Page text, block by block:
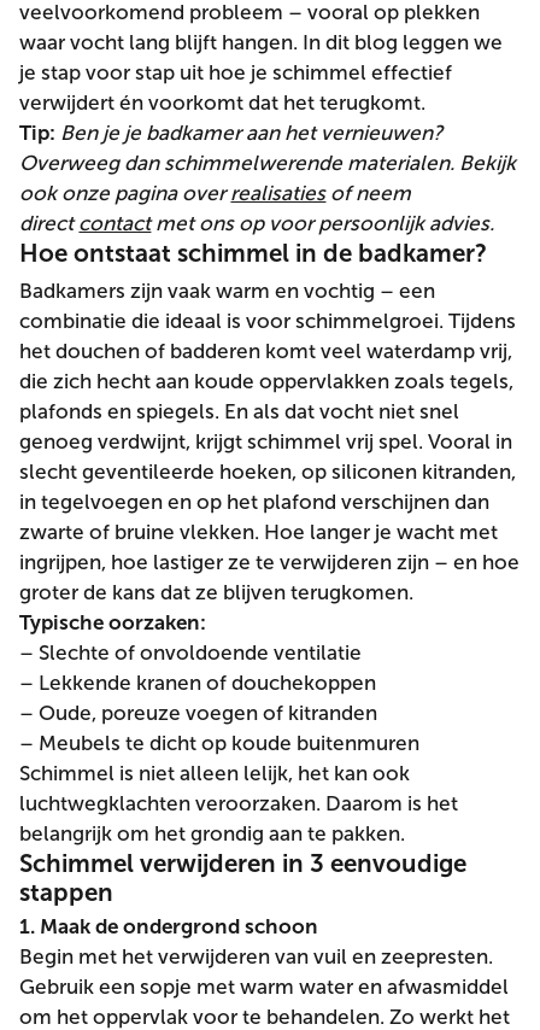
veelvoorkomend probleem – vooral op plekken
waar vocht lang blijft hangen. In dit blog leggen we
je stap voor stap uit hoe je schimmel effectief
verwijdert én voorkomt dat het terugkomt.
Tip: Ben je je badkamer aan het vernieuwen?
Overweeg dan schimmelwerende materialen. Bekijk
ook onze pagina overrealisatiesof neem
directcontactmet ons op voor persoonlijk advies.
Hoe ontstaat schimmel in de badkamer?
Badkamers zijn vaak warm en vochtig – een
combinatie die ideaal is voor schimmelgroei. Tijdens
het douchen of badderen komt veel waterdamp vrij,
die zich hecht aan koude oppervlakken zoals tegels,
plafonds en spiegels. En als dat vocht niet snel
genoeg verdwijnt, krijgt schimmel vrij spel. Vooral in
slecht geventileerde hoeken, op siliconen kitranden,
in tegelvoegen en op het plafond verschijnen dan
zwarte of bruine vlekken. Hoe langer je wacht met
ingrijpen, hoe lastiger ze te verwijderen zijn – en hoe
groter de kans dat ze blijven terugkomen.
Typische oorzaken:
– Slechte of onvoldoende ventilatie
– Lekkende kranen of douchekoppen
– Oude, poreuze voegen of kitranden
– Meubels te dicht op koude buitenmuren
Schimmel is niet alleen lelijk, het kan ook
luchtwegklachten veroorzaken. Daarom is het
belangrijk om het grondig aan te pakken.
Schimmel verwijderen in 3 eenvoudige
stappen
1. Maak de ondergrond schoon
Begin met het verwijderen van vuil en zeepresten.
Gebruik een sopje met warm water en afwasmiddel
om het oppervlak voor te behandelen. Zo werkt het